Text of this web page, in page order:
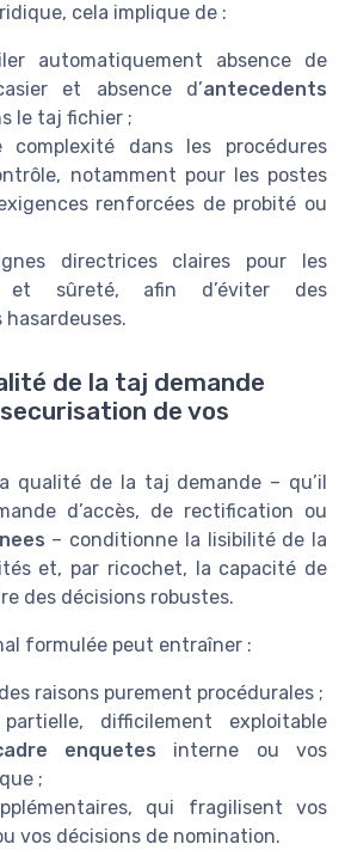
cela implique de :
automatiquement absence de
et absence d’antecedents
le taj fichier ;
dans les procédures
notamment pour les postes
renforcées de probité ou
directrices claires pour les
et sûreté, afin d’éviter des
de la taj demande
de vos
qualité de la taj demande – qu’il
d’accès, de rectification ou
– conditionne la lisibilité de la
et, par ricochet, la capacité de
des décisions robustes.
formulée peut entraîner :
raisons purement procédurales ;
difficilement exploitable
enquetes interne ou vos
;
qui fragilisent vos
vos décisions de nomination.